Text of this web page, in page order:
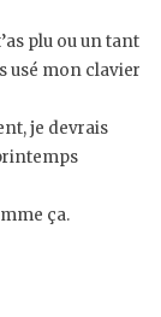
plu ou un tant
usé mon clavier
je devrais
ça.